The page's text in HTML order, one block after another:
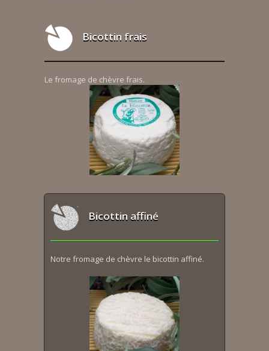
Bicottin frais
Le fromage de chèvre frais.
Bicottin affiné
Notre fromage de chèvre le bicottin affiné.